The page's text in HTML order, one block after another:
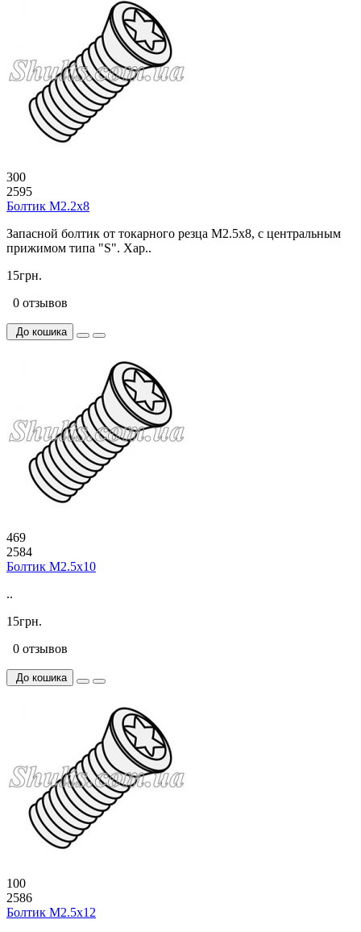
300
2595
Болтик М2.2х8
Запасной болтик от токарного резца M2.5x8, с центральным
прижимом типа "S". Хар..
15грн.
0 отзывов
До кошика
469
2584
Болтик М2.5х10
..
15грн.
0 отзывов
До кошика
100
2586
Болтик М2.5х12